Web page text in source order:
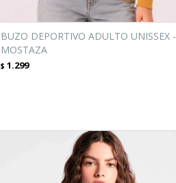
BUZO DEPORTIVO ADULTO UNISSEX -
MOSTAZA
$ 1.299